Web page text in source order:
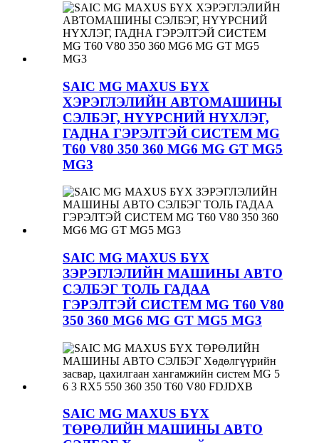
SAIC MG MAXUS БҮХ
ХЭРЭГЛЭЛИЙН АВТОМАШИНЫ
СЭЛБЭГ, НҮҮРСНИЙ НҮХЛЭГ,
ГАДНА ГЭРЭЛТЭЙ СИСТЕМ MG
T60 V80 350 360 MG6 MG GT MG5
MG3
SAIC MG MAXUS БҮХ
ЗЭРЭГЛЭЛИЙН МАШИНЫ АВТО
СЭЛБЭГ ТОЛЬ ГАДАА
ГЭРЭЛТЭЙ СИСТЕМ MG T60 V80
350 360 MG6 MG GT MG5 MG3
SAIC MG MAXUS БҮХ
ТӨРӨЛИЙН МАШИНЫ АВТО